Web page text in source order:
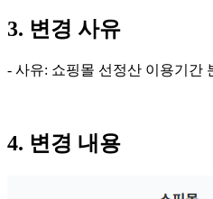
3. 변경 사유
- 사유: 쇼핑몰 선정산 이용기간
4. 변경 내용